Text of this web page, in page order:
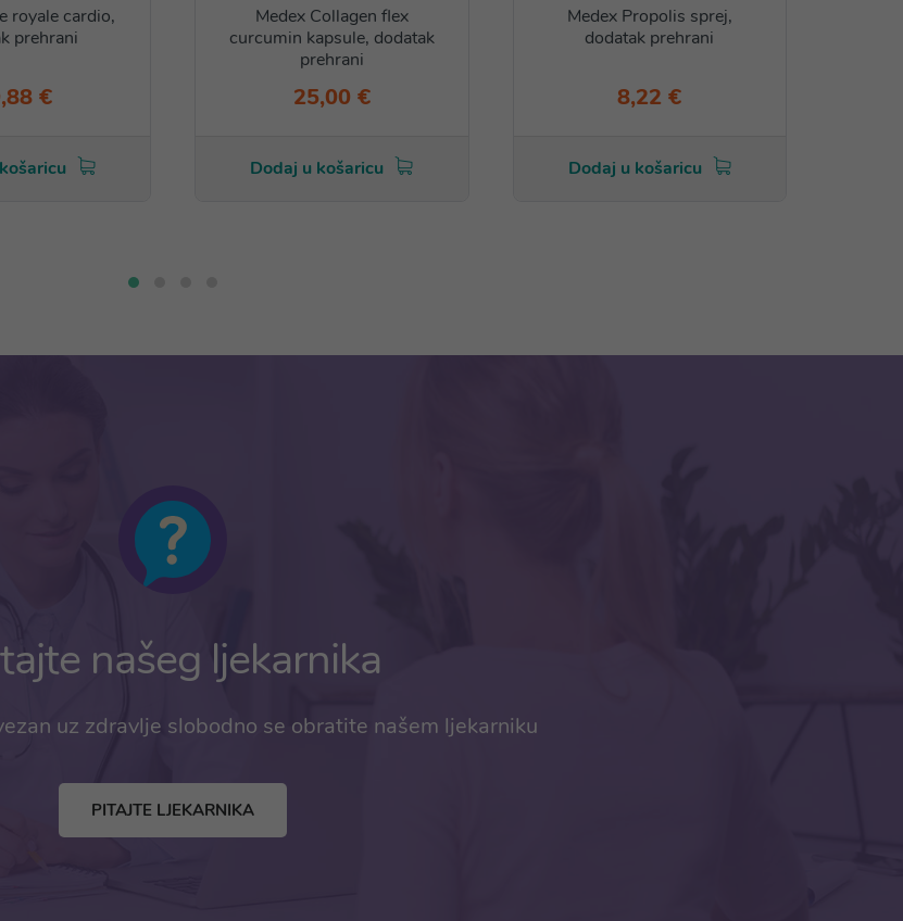
royale cardio,
prehrani
€
Medex Collagen flex
curcumin kapsule, dodatak
prehrani
25,00 €
Dodaj u košaricu
Medex Propolis sprej,
dodatak prehrani
8,22 €
Dodaj u košaricu
našeg ljekarnika
uz zdravlje slobodno se obratite našem ljekarniku
PITAJTE LJEKARNIKA